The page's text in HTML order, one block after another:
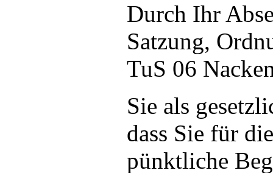
Durch Ihr
Satzung,
TuS 06
Sie als
dass Sie für
pünktliche